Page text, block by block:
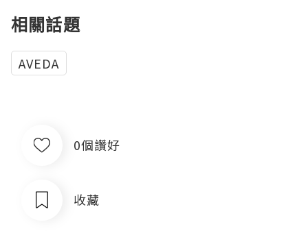
相關話題
AVEDA
0個讚好
收藏